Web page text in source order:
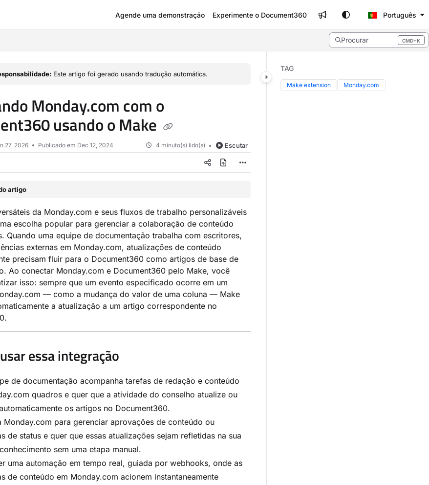
Agende uma demonstração Experimente o Document360 Português
Procurar CMD+K
Press CMD+K to open search
Este artigo foi gerado usando tradução automática.
Monday.com com o
usando o Make
27, 2026 Publicado em Dec 12, 2024 4 minuto(s) lido(s) Escutar
artigo
da Monday.com e seus fluxos de trabalho personalizáveis
escolha popular para gerenciar a colaboração de conteúdo
Quando uma equipe de documentação trabalha com escritores,
externas em Monday.com, atualizações de conteúdo
precisam fluir para o Document360 como artigos de base de
Ao conectar Monday.com e Document360 pelo Make, você
isso: sempre que um evento especificado ocorre em um
— como a mudança do valor de uma coluna — Make
a atualização a um artigo correspondente no
essa integração
de documentação acompanha tarefas de redação e conteúdo
quadros e quer que a atividade do conselho atualize ou
os artigos no Document360.
Monday.com para gerenciar aprovações de conteúdo ou
de status e quer que essas atualizações sejam refletidas na sua
sem uma etapa manual.
uma automação em tempo real, guiada por webhooks, onde as
de conteúdo em Monday.com acionem instantaneamente
TAG
Make extension Monday.com